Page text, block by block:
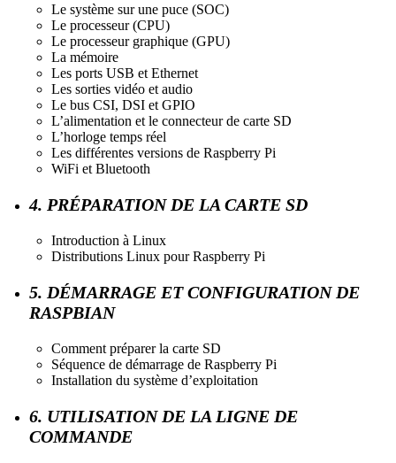
Le système sur une puce (SOC)
Le processeur (CPU)
Le processeur graphique (GPU)
La mémoire
Les ports USB et Ethernet
Les sorties vidéo et audio
Le bus CSI, DSI et GPIO
L’alimentation et le connecteur de carte SD
L’horloge temps réel
Les différentes versions de Raspberry Pi
WiFi et Bluetooth
4. PRÉPARATION DE LA CARTE SD
Introduction à Linux
Distributions Linux pour Raspberry Pi
5. DÉMARRAGE ET CONFIGURATION DE
RASPBIAN
Comment préparer la carte SD
Séquence de démarrage de Raspberry Pi
Installation du système d’exploitation
6. UTILISATION DE LA LIGNE DE
COMMANDE